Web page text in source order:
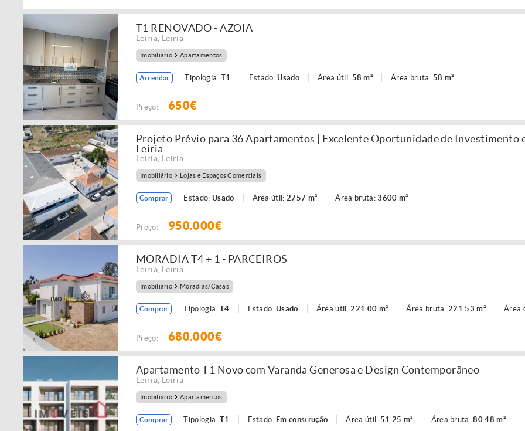
T1 RENOVADO - AZOIA
Leiria Leiria
Imobiliário Apartamentos
Arrendar Tipologia:T1 Estado:Usado Área útil: 58 m² Área bruta:58 m²
Preço: 650€
Projeto Prévio para 36 Apartamentos | Excelente Oportunidade de Investimento
Leiria
Leiria Leiria
Imobiliário Lojas e Espaços Comerciais
Comprar Estado: Usado Área útil:2757 m² Área bruta:3600 m²
Preço: 950.000€
MORADIA T4 + 1 - PARCEIROS
Leiria Leiria
Imobiliário Moradias/Casas
Comprar Tipologia: T4 Estado:Usado Área útil:221.00 m² Área bruta:221.53 m² Área
Preço: 680.000€
Apartamento T1 Novo com Varanda Generosa e Design Contemporâneo
Leiria Leiria
Imobiliário Apartamentos
Comprar Tipologia: T1 Estado: Em construção Área útil: 51.25 m² Área bruta:80.48 m²